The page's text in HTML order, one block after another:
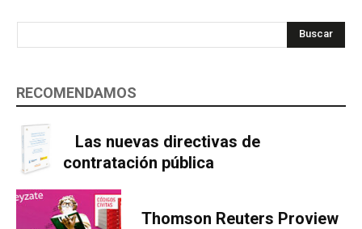
Buscar
RECOMENDAMOS
Las nuevas directivas de
contratación pública
Thomson Reuters Proview